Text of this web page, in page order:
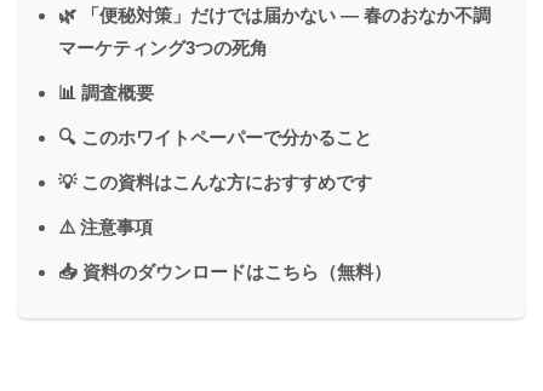
🌿 「便秘対策」だけでは届かない ― 春のおなか不調
マーケティング3つの死角
📊 調査概要
🔍 このホワイトペーパーで分かること
💡 この資料はこんな方におすすめです
⚠️ 注意事項
📥 資料のダウンロードはこちら（無料）